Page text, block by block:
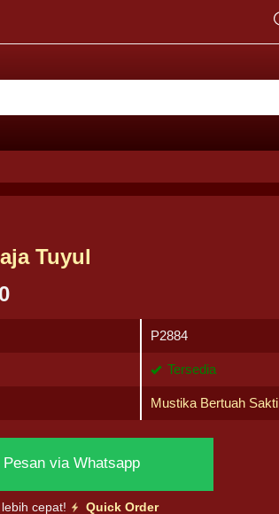
Tuyul
P2884
Tersedia
Mustika Bertuah Sakti
Pesan via Whatsapp
cepat! Quick Order